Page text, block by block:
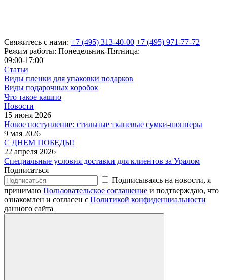
Свяжитесь с нами: +7 (495) 313-40-00 +7 (495) 971-77-72
Режим работы: Понедельник-Пятница:
09:00-17:00
Статьи
Виды пленки для упаковки подарков
Виды подарочных коробок
Что такое кашпо
Новости
15 июня 2026
Новое поступление: стильные тканевые сумки-шопперы
9 мая 2026
С ДНЕМ ПОБЕДЫ!
22 апреля 2026
Специальные условия доставки для клиентов за Уралом
Подписаться
Подписываясь на новости, я
принимаю Пользовательское соглашение и подтверждаю, что
ознакомлен и согласен с Политикой конфиденциальности
данного сайта